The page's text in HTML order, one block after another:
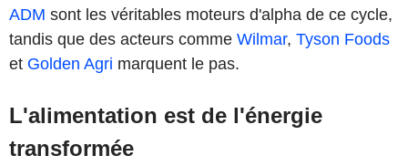
ADM sont les véritables moteurs d'alpha de ce cycle,
tandis que des acteurs comme Wilmar, Tyson Foods
et Golden Agri marquent le pas.
L'alimentation est de l'énergie
transformée